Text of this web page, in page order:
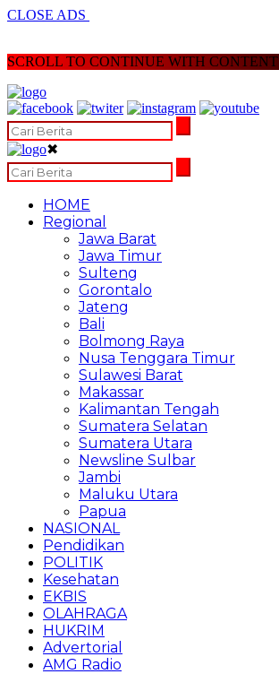
CLOSE ADS
SCROLL TO CONTINUE WITH CONTENT
✖
HOME
Regional
Jawa Barat
Jawa Timur
Sulteng
Gorontalo
Jateng
Bali
Bolmong Raya
Nusa Tenggara Timur
Sulawesi Barat
Makassar
Kalimantan Tengah
Sumatera Selatan
Sumatera Utara
Newsline Sulbar
Jambi
Maluku Utara
Papua
NASIONAL
Pendidikan
POLITIK
Kesehatan
EKBIS
OLAHRAGA
HUKRIM
Advertorial
AMG Radio